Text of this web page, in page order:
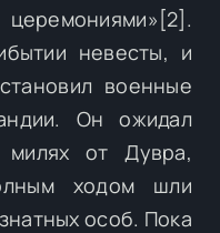
невесты, и
военные
Он ожидал
милях от Дувра,
ходом шли
особ. Пока